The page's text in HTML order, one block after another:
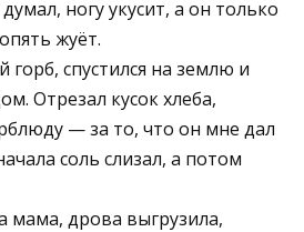
ногу укусит, а он только
жуёт.
горб, спустился на землю и
Отрезал кусок хлеба,
— за то, что он мне дал
соль слизал, а потом
мама, дрова выгрузила,